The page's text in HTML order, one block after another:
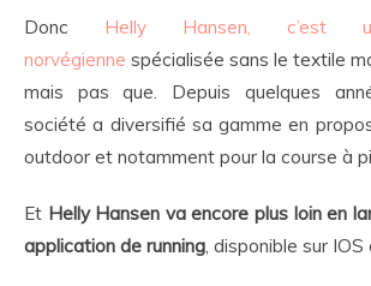
Donc Helly Hansen, c’est
norvégienne spécialisée sans le textile
mais pas que. Depuis quelques
société a diversifié sa gamme en
outdoor et notamment pour la course à
Et Helly Hansen va encore plus loin en
application de running, disponible sur IOS